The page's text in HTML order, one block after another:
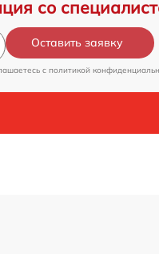
со
Оставить заявку
c политикой